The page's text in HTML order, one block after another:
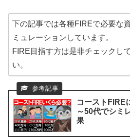
下の記事では各種FIREで必要な
ミュレーションしています。
FIRE目指す方は是非チェックし
い。
コーストFIRE
～50代でシミ
果